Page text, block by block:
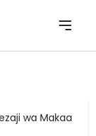
wa Makaa